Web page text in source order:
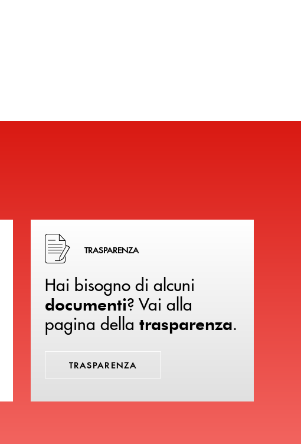
Hai bisogno di alcuni documenti ? Vai alla pagina della
TRASPARENZA
Hai bisogno di alcuni
documenti? Vai alla
pagina della trasparenza.
TRASPARENZA